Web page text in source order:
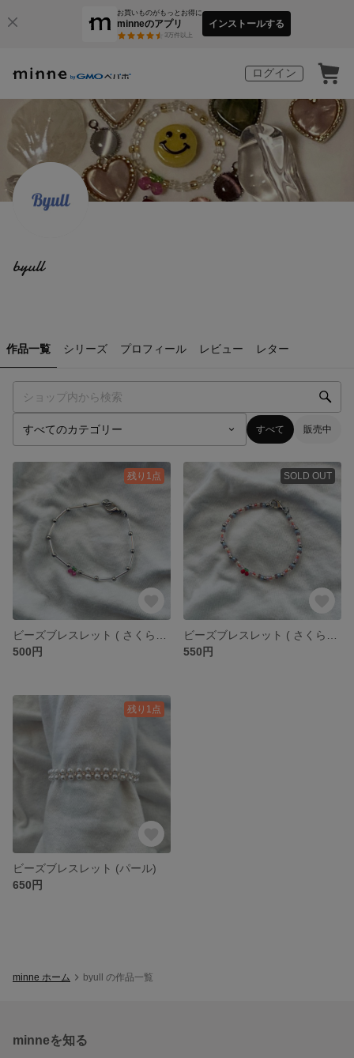
お買いものがもっとお得に
minneのアプリ
3万件以上
インストールする
ログイン
byull
作品一覧 シリーズ プロフィール レビュー レター
すべて 販売中
残り1点
500円
SOLD OUT
550円
残り1点
ビーズブレスレット (パール)
650円
minne ホーム byull の作品一覧
minneを知る